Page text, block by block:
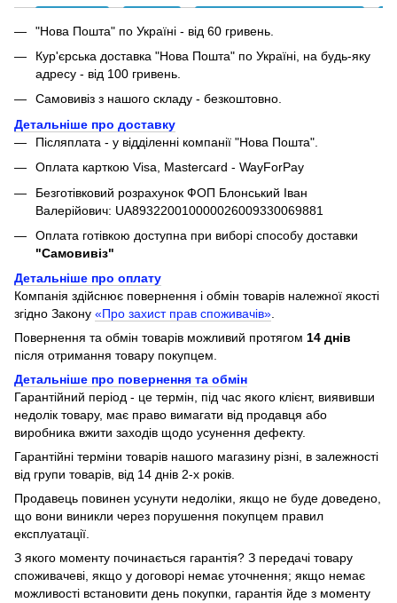
"Нова Пошта" по Україні - від 60 гривень.
Кур'єрська доставка "Нова Пошта" по Україні, на будь-яку
адресу - від 100 гривень.
Самовивіз з нашого складу - безкоштовно.
Детальніше про доставку
Післяплата - у відділенні компанії "Нова Пошта".
Оплата карткою Visa, Mastercard - WayForPay
Безготівковий розрахунок ФОП Блонський Іван
Валерійович: UA893220010000026009330069881
Оплата готівкою доступна при виборі способу доставки
"Самовивіз"
Детальніше про оплату
Компанія здійснює повернення і обмін товарів належної якості
згідно Закону «Про захист прав споживачів».
Повернення та обмін товарів можливий протягом 14 днів
після отримання товару покупцем.
Детальніше про повернення та обмін
Гарантійний період - це термін, під час якого клієнт, виявивши
недолік товару, має право вимагати від продавця або
виробника вжити заходів щодо усунення дефекту.
Гарантійні терміни товарів нашого магазину різні, в залежності
від групи товарів, від 14 днів 2-х років.
Продавець повинен усунути недоліки, якщо не буде доведено,
що вони виникли через порушення покупцем правил
експлуатації.
З якого моменту починається гарантія? З передачі товару
споживачеві, якщо у договорі немає уточнення; якщо немає
можливості встановити день покупки, гарантія йде з моменту